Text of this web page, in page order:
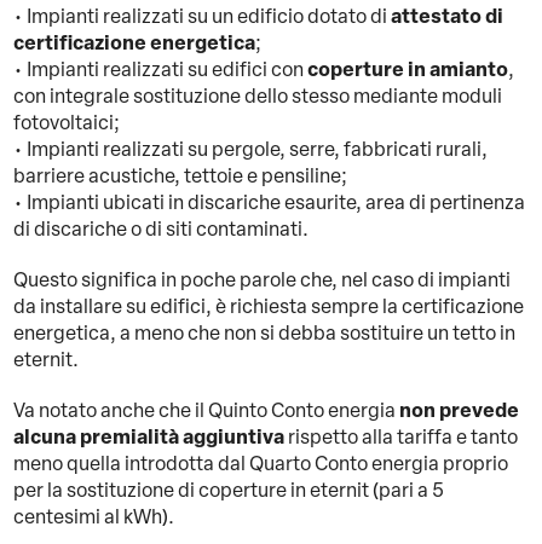
• Impianti realizzati su un edificio dotato diattestato di
certificazione energetica;
• Impianti realizzati su edifici concoperture in amianto,
con integrale sostituzione dello stesso mediante moduli
fotovoltaici;
• Impianti realizzati su pergole, serre, fabbricati rurali,
barriere acustiche, tettoie e pensiline;
• Impianti ubicati in discariche esaurite, area di pertinenza
di discariche o di siti contaminati.
Questo significa in poche parole che, nel caso di impianti
da installare su edifici, è richiesta sempre la certificazione
energetica, a meno che non si debba sostituire un tetto in
eternit.
Va notato anche che il Quinto Conto energia non prevede
alcuna premialità aggiuntivarispetto alla tariffa e tanto
meno quella introdotta dal Quarto Conto energia proprio
per la sostituzione di coperture in eternit (pari a 5
centesimi al kWh).